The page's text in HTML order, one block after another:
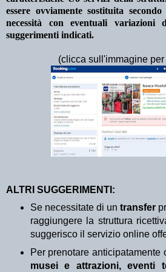
essere ovviamente sostituita
necessità con eventuali
suggerimenti indicati.
(clicca sull'immagine
ALTRI SUGGERIMENTI:
Se necessitate di un transfer
raggiungere la struttura
suggerisco il servizio online
Per prenotare anticipatamente
musei e attrazioni, eventi